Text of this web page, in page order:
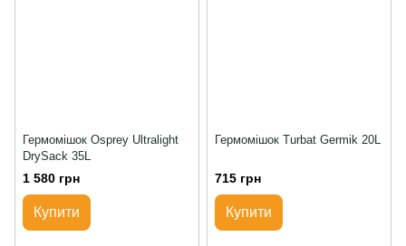
Гермомішок Osprey Ultralight
DrySack 35L
1 580 грн
Купити
Гермомішок Turbat Germik 20L
715 грн
Купити